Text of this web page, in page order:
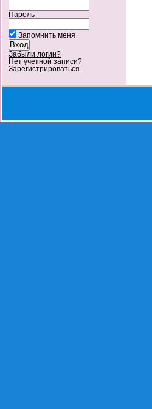
Пароль
Запомнить меня
Забыли логин?
Нет учетной записи?
Зарегистрироваться